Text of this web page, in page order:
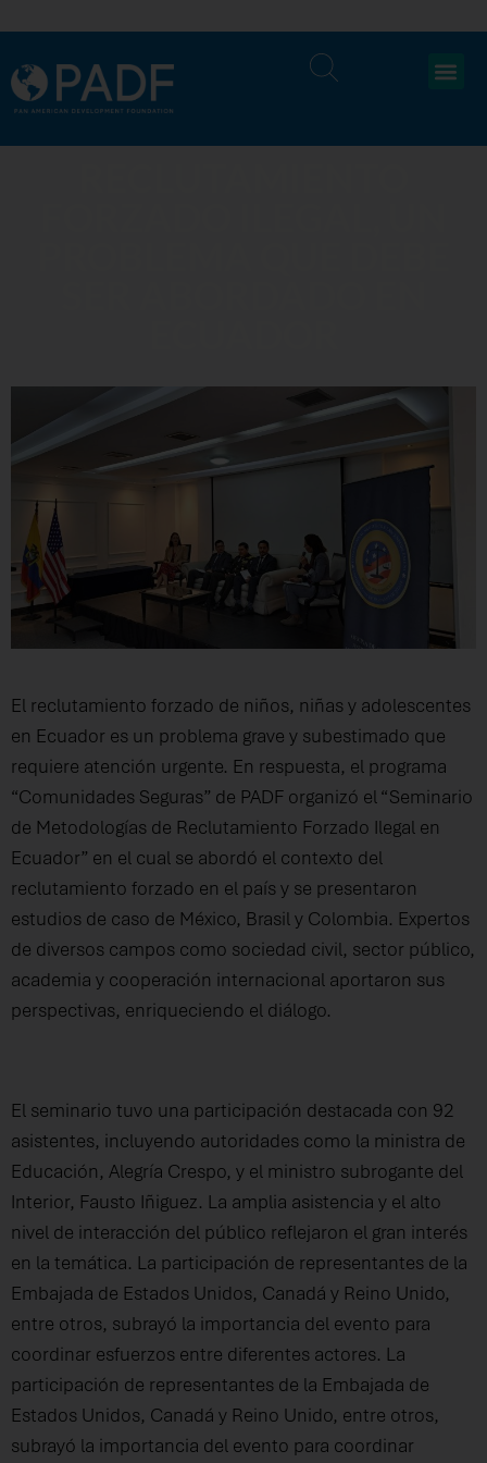
El reclutamiento forzado de niños, niñas y adolescentes
en Ecuador es un problema grave y subestimado que
requiere atención urgente. En respuesta, el programa
“Comunidades Seguras” de PADF organizó el “Seminario
de Metodologías de Reclutamiento Forzado Ilegal en
Ecuador” en el cual se abordó el contexto del
reclutamiento forzado en el país y se presentaron
estudios de caso de México, Brasil y Colombia. Expertos
de diversos campos como sociedad civil, sector público,
academia y cooperación internacional aportaron sus
perspectivas, enriqueciendo el diálogo.
El seminario tuvo una participación destacada con 92
asistentes, incluyendo autoridades como la ministra de
Educación, Alegría Crespo, y el ministro subrogante del
Interior, Fausto Iñiguez. La amplia asistencia y el alto
nivel de interacción del público reflejaron el gran interés
en la temática. La participación de representantes de la
Embajada de Estados Unidos, Canadá y Reino Unido,
entre otros, subrayó la importancia del evento para
coordinar esfuerzos entre diferentes actores. La
participación de representantes de la Embajada de
Estados Unidos, Canadá y Reino Unido, entre otros,
subrayó la importancia del evento para coordinar